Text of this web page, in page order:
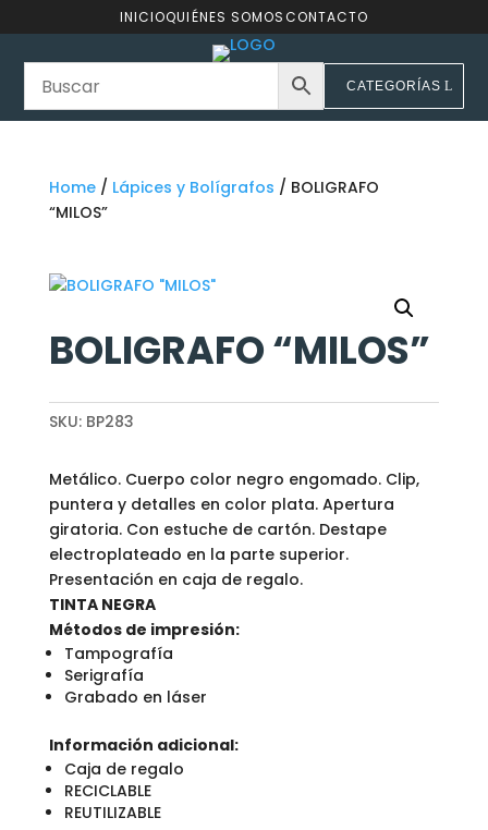
INICIOQUIÉNES SOMOSCONTACTO
CATEGORÍAS
Home/ Lápices y Bolígrafos / BOLIGRAFO
“MILOS”
BOLIGRAFO “MILOS”
SKU: BP283
Metálico. Cuerpo color negro engomado. Clip,
puntera y detalles en color plata. Apertura
giratoria. Con estuche de cartón. Destape
electroplateado en la parte superior.
Presentación en caja de regalo.
TINTA NEGRA
Métodos de impresión:
Tampografía
Serigrafía
Grabado en láser
Información adicional:
Caja de regalo
RECICLABLE
REUTILIZABLE